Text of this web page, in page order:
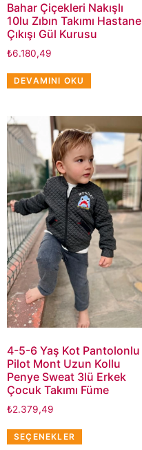
Bahar Çiçekleri Nakışlı
10lu Zıbın Takımı Hastane
Çıkışı Gül Kurusu
₺6.180,49
DEVAMINI OKU
4-5-6 Yaş Kot Pantolonlu
Pilot Mont Uzun Kollu
Penye Sweat 3lü Erkek
Çocuk Takımı Füme
₺2.379,49
SEÇENEKLER